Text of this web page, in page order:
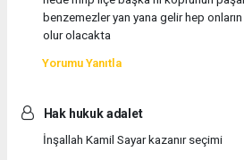
benzemezler yan yana gelir hep
olur olacakta
Yorumu Yanıtla
Hak hukuk adalet
İnşallah Kamil Sayar kazanır seçimi